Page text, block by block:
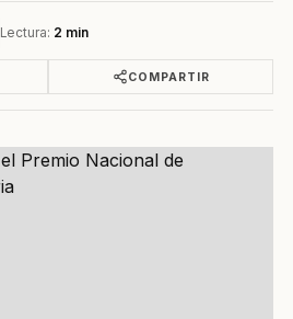
Lectura: 2 min
COMPARTIR